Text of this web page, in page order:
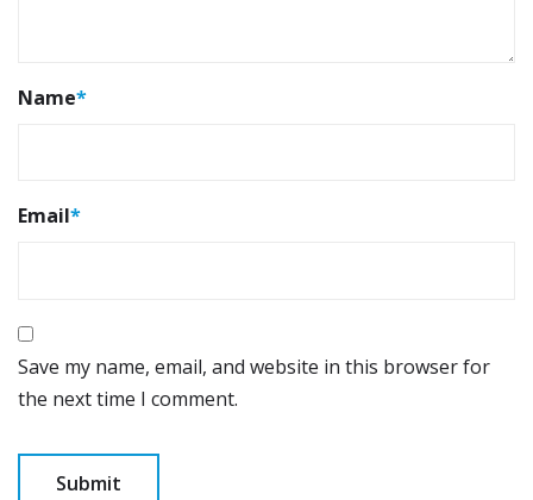
Name*
Email*
Save my name, email, and website in this browser for
the next time I comment.